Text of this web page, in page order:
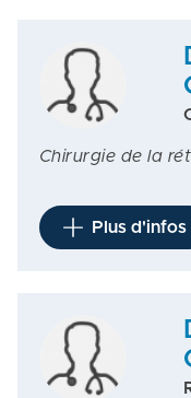
Chirurgie de la
Plus d'infos